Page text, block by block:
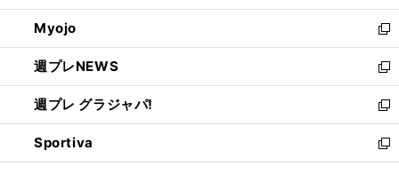
開
く
ウ
で
開
く
ン
ド
ウ
で
開
く
ウ
ィ
ン
ド
ウ
で
開
く
Myojo
新
し
い
ウ
ィ
ン
ド
ウ
週プレNEWS
新
し
い
ウ
ィ
ン
週プレ グラジャパ!
新
し
い
ウ
Sportiva
新
し